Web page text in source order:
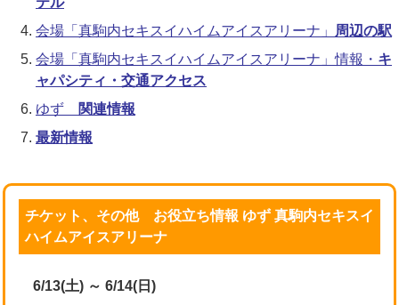
会場「真駒内セキスイハイムアイスアリーナ」
周辺の駅
会場「真駒内セキスイハイムアイスアリーナ」情報・ キ
ャパシティ・交通アクセス
ゆず
関連情報
最新情報
チケット、その他 お役立ち情報 ゆず 真駒内セキスイ
ハイムアイスアリーナ
6/13(土) ～ 6/14(日)